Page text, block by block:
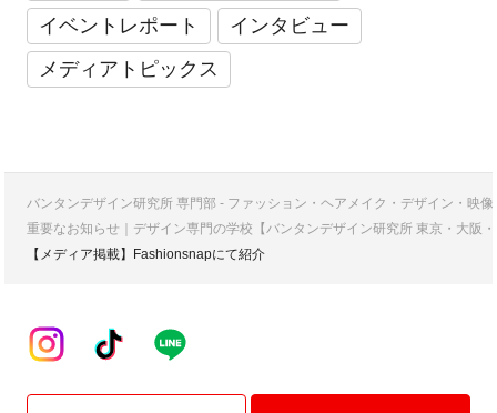
イベントレポート
インタビュー
メディアトピックス
バンタンデザイン研究所 専門部 - ファッション・ヘアメイク・デザイン・映
重要なお知らせ｜デザイン専門の学校【バンタンデザイン研究所 東京・大阪
【メディア掲載】Fashionsnapにて紹介